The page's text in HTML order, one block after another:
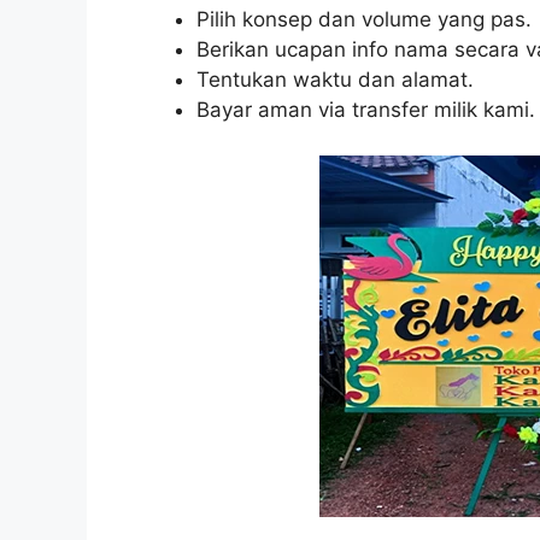
Pilih konsep dan volume yang pas.
Berikan ucapan info nama secara
Tentukan waktu dan alamat.
Bayar aman via transfer milik kami.